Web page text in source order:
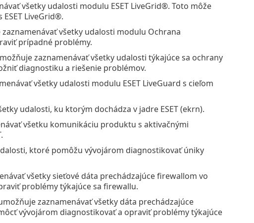
všetky udalosti modulu ESET LiveGrid®. Toto môže
LiveGrid®.
všetky udalosti modulu Ochrana
prípadné problémy.
zaznamenávať všetky udalosti týkajúce sa ochrany
diagnostiku a riešenie problémov.
všetky udalosti modulu ESET LiveGuard s cieľom
udalosti, ku ktorým dochádza v jadre ESET (ekrn).
všetku komunikáciu produktu s aktivačnými
ktoré pomôžu vývojárom diagnostikovať úniky
všetky sieťové dáta prechádzajúce firewallom vo
problémy týkajúce sa firewallu.
zaznamenávať všetky dáta prechádzajúce
vývojárom diagnostikovať a opraviť problémy týkajúce